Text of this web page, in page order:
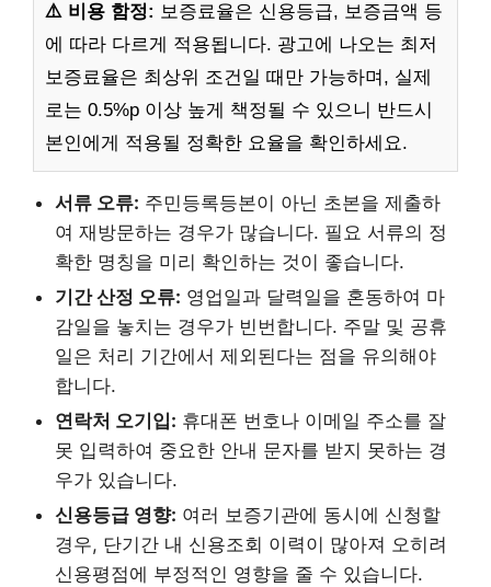
⚠️ 비용 함정: 보증료율은 신용등급, 보증금액 등
에 따라 다르게 적용됩니다. 광고에 나오는 최저
보증료율은 최상위 조건일 때만 가능하며, 실제
로는 0.5%p 이상 높게 책정될 수 있으니 반드시
본인에게 적용될 정확한 요율을 확인하세요.
서류 오류: 주민등록등본이 아닌 초본을 제출하
여 재방문하는 경우가 많습니다. 필요 서류의 정
확한 명칭을 미리 확인하는 것이 좋습니다.
기간 산정 오류: 영업일과 달력일을 혼동하여 마
감일을 놓치는 경우가 빈번합니다. 주말 및 공휴
일은 처리 기간에서 제외된다는 점을 유의해야
합니다.
연락처 오기입: 휴대폰 번호나 이메일 주소를 잘
못 입력하여 중요한 안내 문자를 받지 못하는 경
우가 있습니다.
신용등급 영향: 여러 보증기관에 동시에 신청할
경우, 단기간 내 신용조회 이력이 많아져 오히려
신용평점에 부정적인 영향을 줄 수 있습니다.